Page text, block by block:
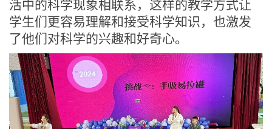
活中的科学现象相联系，这样的教学方式让
学生们更容易理解和接受科学知识，也激发
了他们对科学的兴趣和好奇心。